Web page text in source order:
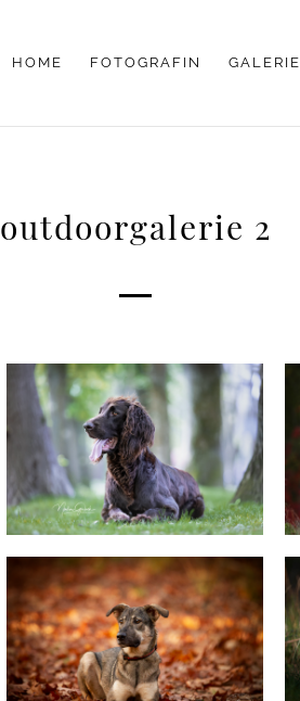
HOME FOTOGRAFIN GALERIE
outdoorgalerie 2